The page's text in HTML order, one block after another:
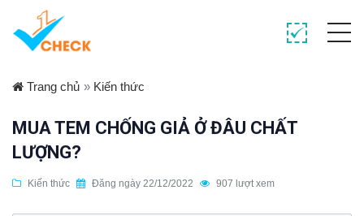
Trang chủ » Kiến thức
MUA TEM CHỐNG GIẢ Ở ĐÂU CHẤT
LƯỢNG?
Kiến thức Đăng ngày 22/12/2022 907 lượt xem